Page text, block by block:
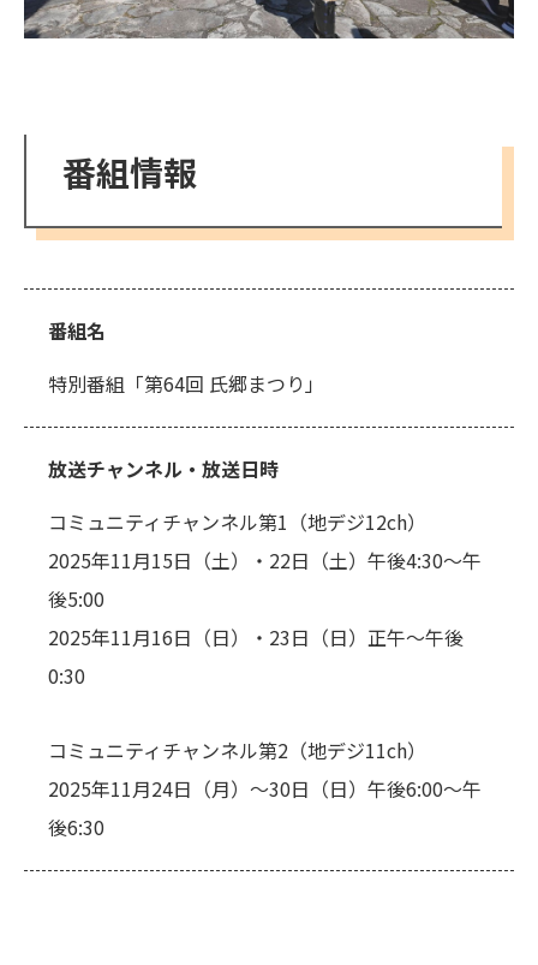
番組情報
番組名
特別番組「第64回 氏郷まつり」
放送チャンネル・放送日時
コミュニティチャンネル第1（地デジ12ch）
2025年11月15日（土）・22日（土）午後4:30～午
後5:00
2025年11月16日（日）・23日（日）正午～午後
0:30
コミュニティチャンネル第2（地デジ11ch）
2025年11月24日（月）～30日（日）午後6:00～午
後6:30